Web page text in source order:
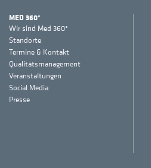
MED 360°
Wir sind Med 360°
Standorte
Termine & Kontakt
Qualitätsmanagement
Veranstaltungen
Social Media
Presse